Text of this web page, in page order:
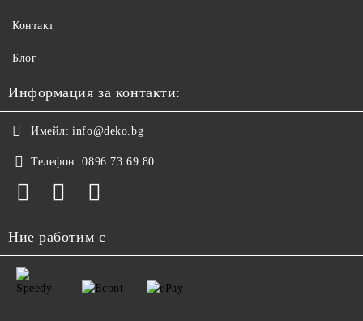
Контакт
Блог
Информация за контакти:
Имейл: info@deko.bg
Телефон: 0896 73 69 80
Ние работим с